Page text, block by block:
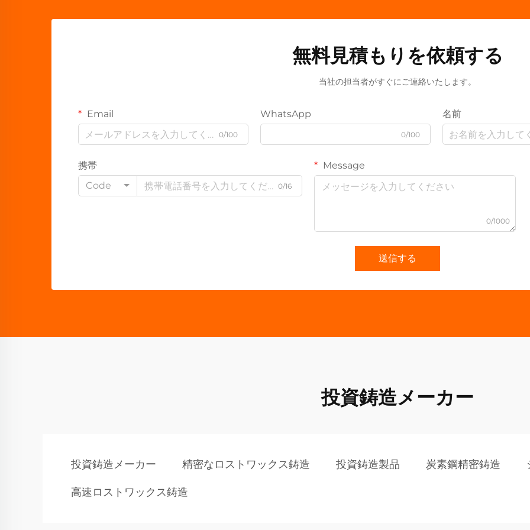
無料見積もりを依頼する
当社の担当者がすぐにご連絡いたします。
Email
0/100
WhatsApp
0/100
名前
携帯
Code
0/16
Message
0/1000
送信する
投資鋳造メーカー
投資鋳造メーカー 精密なロストワックス鋳造 投資鋳造製品 炭素鋼精密鋳造
高速ロストワックス鋳造